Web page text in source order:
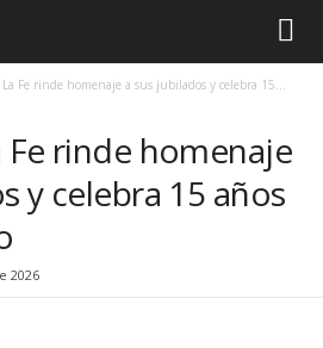
Fe rinde homenaje a sus jubilados y celebra 15...
Fe rinde homenaje
y celebra 15 años
2026